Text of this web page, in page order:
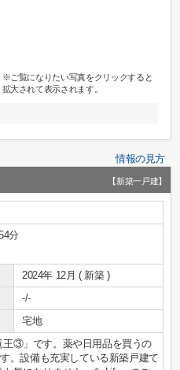
※ご覧になりたい写真をクリックすると
拡大されて表示されます。
情報の見方
【新築一戸建】
分
2024年 12月 ( 新築 )
-/-
宅地
王③」です。薬や日用品を買うの
。設備も充実している新築戸建て